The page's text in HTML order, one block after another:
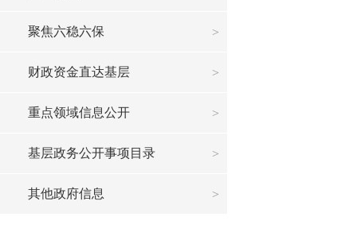
聚焦六稳六保
财政资金直达基层
重点领域信息公开
基层政务公开事项目录
其他政府信息